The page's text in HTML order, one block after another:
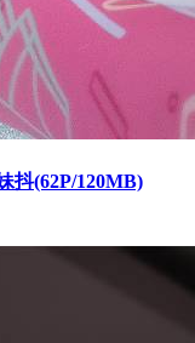
抖(62P/120MB)